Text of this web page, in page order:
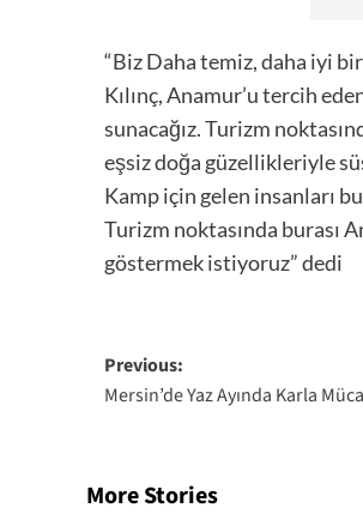
“Biz Daha temiz, daha iyi
Kılınç, Anamur’u tercih
sunacağız. Turizm
eşsiz doğa güzellikleriyle
Kamp için gelen insanları
Turizm noktasında burası
göstermek istiyoruz” dedi
Post
navigation
Previous:
Mersin’de Yaz Ayında Karla
More Stories